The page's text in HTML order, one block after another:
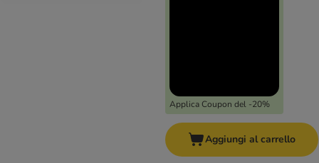
Applica Coupon del -20%
Aggiungi al carrello